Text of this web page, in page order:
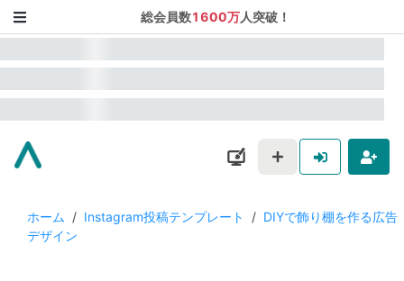
総会員数1600万人突破！
ホーム / Instagram投稿テンプレート / DIYで飾り棚を作る広告
デザイン